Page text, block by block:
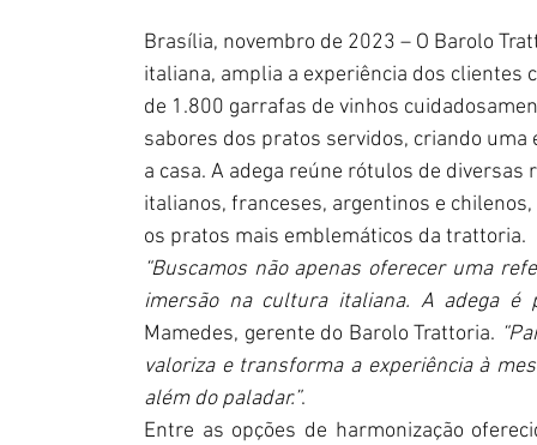
Brasília, novembro de 2023 – O Barolo
italiana, amplia a experiência dos clientes
de 1.800 garrafas de vinhos
sabores dos pratos servidos, criando
a casa. A adega reúne rótulos de
italianos, franceses, argentinos e
os pratos mais emblemáticos da trattoria.
“Buscamos não apenas oferecer uma
imersão na cultura italiana. A adega é
Mamedes, gerente do Barolo Trattoria.
valoriza e transforma a experiência à
além do paladar.”.
Entre as opções de harmonização